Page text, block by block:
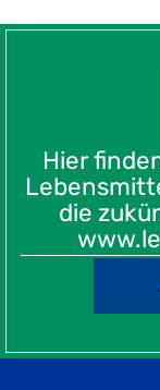
Hier
die